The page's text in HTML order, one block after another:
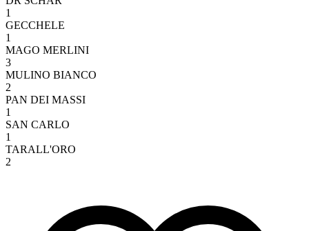
1
GECCHELE
1
MAGO MERLINI
3
MULINO BIANCO
2
PAN DEI MASSI
1
SAN CARLO
1
TARALL'ORO
2